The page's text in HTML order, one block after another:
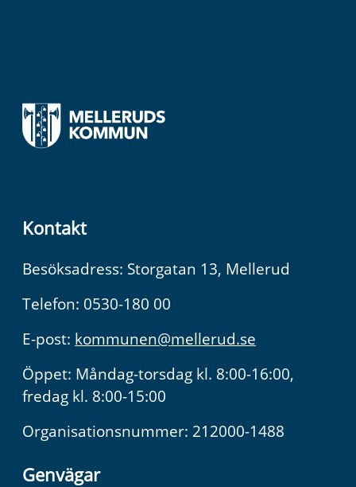
Kontakt
Besöksadress: Storgatan 13, Mellerud
Telefon: 0530-180 00
E-post: kommunen@mellerud.se
Öppet: Måndag-torsdag kl. 8:00-16:00,
fredag kl. 8:00-15:00
Organisationsnummer: 212000-1488
Genvägar